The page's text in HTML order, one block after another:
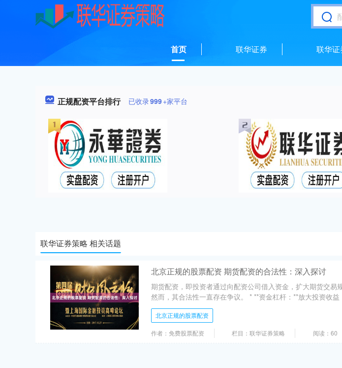
首页 联华证券 联华
正规配资平台排行 已收录999+家平台
联华证券策略 相关话题
北京正规的股票配资 期货配资的合法性：深入探讨
期货配资，即投资者通过向配资公司借入资金，扩大期货交易
然而，其合法性一直存在争议。 * **资金杠杆：**放大投资收
北京正规的股票配资
作者：免费股票配资 栏目：联华证券策略 阅读：60